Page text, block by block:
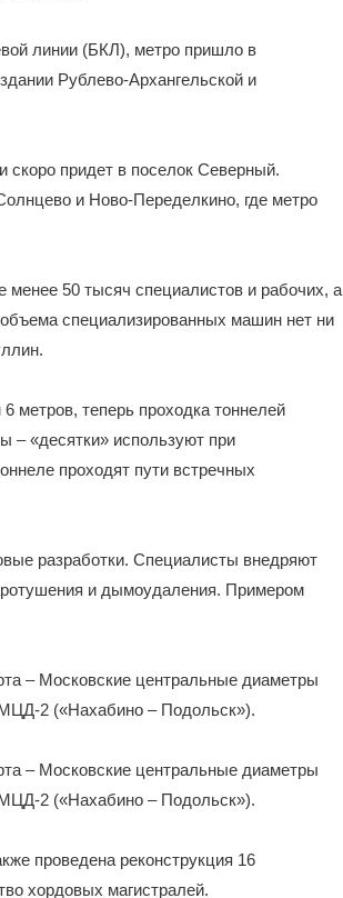
линии (БКЛ), метро пришло в
Рублево-Архангельской и
скоро придет в поселок Северный.
и Ново-Переделкино, где метро
менее 50 тысяч специалистов и рабочих, а
специализированных машин нет ни
метров, теперь проходка тоннелей
– «десятки» используют при
проходят пути встречных
разработки. Специалисты внедряют
и дымоудаления. Примером
– Московские центральные диаметры
2 («Нахабино – Подольск»).
– Московские центральные диаметры
2 («Нахабино – Подольск»).
проведена реконструкция 16
хордовых магистралей.